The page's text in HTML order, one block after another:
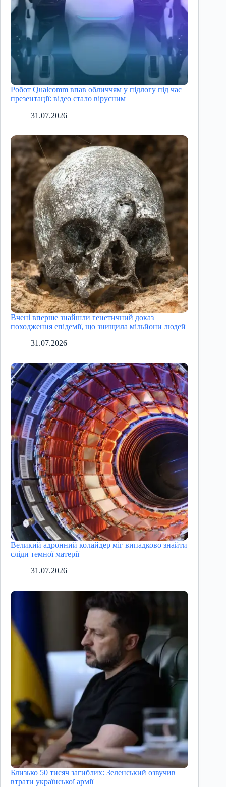
Робот Qualcomm впав обличчям у підлогу під час
презентації: відео стало вірусним
31.07.2026
Вчені вперше знайшли генетичний доказ
походження епідемії, що знищила мільйони людей
31.07.2026
Великий адронний колайдер міг випадково знайти
сліди темної матерії
31.07.2026
Близько 50 тисяч загиблих: Зеленський озвучив
втрати української армії